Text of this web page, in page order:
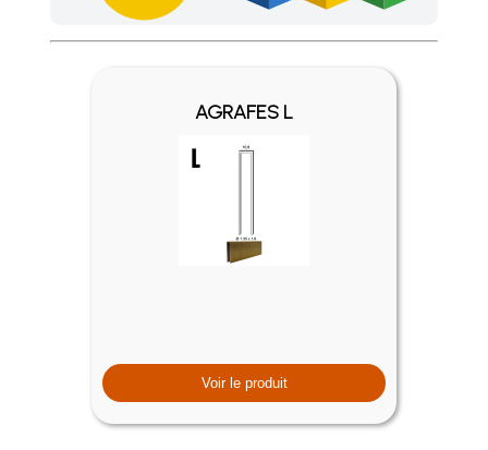
Achetez 4 sachets ou boîtes d'agrafes ou de pointes et
AGRAFES L
Voir le produit